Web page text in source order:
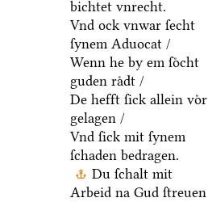
bichtet vnrecht.
Vnd ock vnwar ſecht
ſynem Aduocat /
Wenn he by em ſoͤcht
guden raͤdt /
De hefft ſick allein voͤr
gelagen /
Vnd ſick mit ſynem
ſchaden bedragen.
Du ſchalt mit
Arbeid na Gud ſtreuen